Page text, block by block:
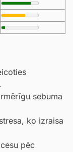
sebuma
ko izraisa
pēc